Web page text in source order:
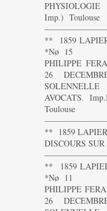
Imp.) Toulouse
** 1859
*Nø 15
PHILIPPE
26
AVOCATS.
Toulouse
** 1859
DISCOURS
** 1859
*Nø 11
PHILIPPE
26